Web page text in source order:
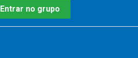
Entrar no grupo